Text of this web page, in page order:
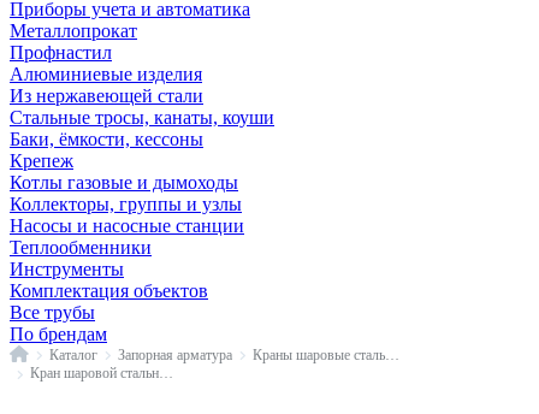
Приборы учета и автоматика
Металлопрокат
Профнастил
Алюминиевые изделия
Из нержавеющей стали
Стальные тросы, канаты, коуши
Баки, ёмкости, кессоны
Крепеж
Котлы газовые и дымоходы
Коллекторы, группы и узлы
Насосы и насосные станции
Теплообменники
Инструменты
Комплектация объектов
Все трубы
По брендам
ГлавнаяКаталог Запорная арматура
Кран шаровой стальной КШ.Ц.Ф фл LD